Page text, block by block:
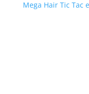
Mega Hair Tic Tac